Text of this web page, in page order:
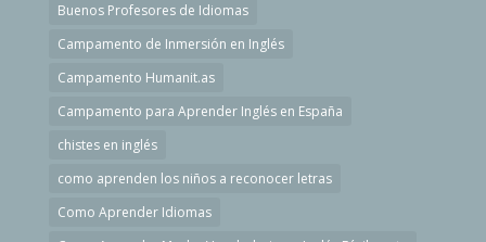
Buenos Profesores de Idiomas
Campamento de Inmersión en Inglés
Campamento Humanit.as
Campamento para Aprender Inglés en España
chistes en inglés
como aprenden los niños a reconocer letras
Como Aprender Idiomas